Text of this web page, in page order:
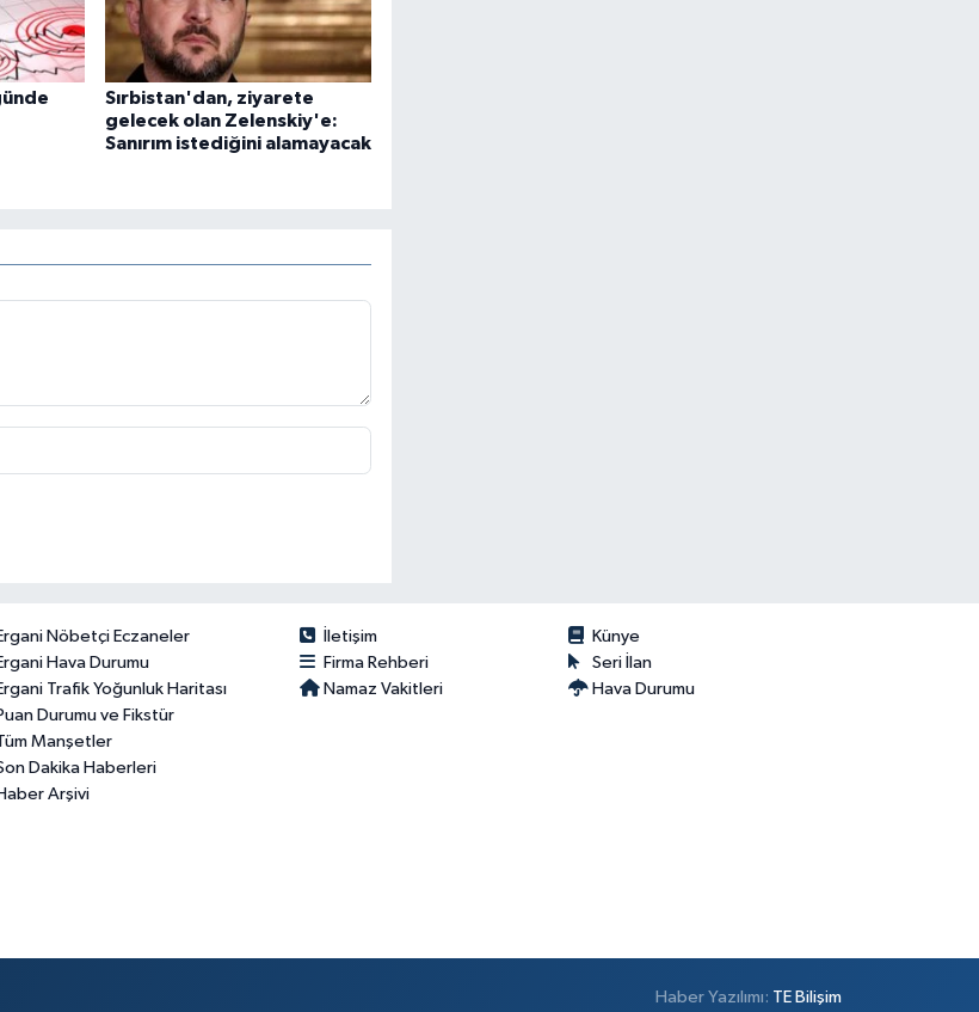
Sırbistan'dan, ziyarete
gelecek olan Zelenskiy'e:
Sanırım istediğini alamayacak
Nöbetçi Eczaneler
Hava Durumu
Trafik Yoğunluk Haritası
Durumu ve Fikstür
Manşetler
Dakika Haberleri
Arşivi
İletişim
Künye
Firma Rehberi
Seri İlan
Namaz Vakitleri
Hava Durumu
Haber Yazılımı: TE Bilişim